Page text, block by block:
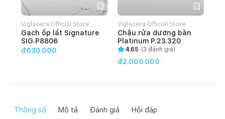
Viglacera Official Store
Gạch ốp lát Signature
SIG.P8806
đ630.000
Viglacera Official Store
Chậu rửa dương bàn
Platinum P.23.320
4.65 (3 đánh giá)
đ2.000.000
Thông số Mô tả Đánh giá Hỏi đáp